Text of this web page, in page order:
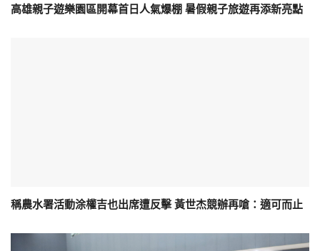
高雄親子遊樂園區開幕首日人氣爆棚 暑假親子旅遊再添新亮點
稱農水署活動涂權吉也出席遭反擊 黃世杰競辦再嗆：適可而止